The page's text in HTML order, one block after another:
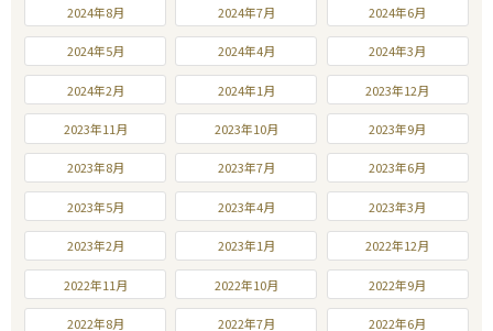
2024年8月 2024年7月 2024年6月
2024年5月 2024年4月 2024年3月
2024年2月 2024年1月 2023年12月
2023年11月 2023年10月 2023年9月
2023年8月 2023年7月 2023年6月
2023年5月 2023年4月 2023年3月
2023年2月 2023年1月 2022年12月
2022年11月 2022年10月 2022年9月
2022年8月 2022年7月 2022年6月